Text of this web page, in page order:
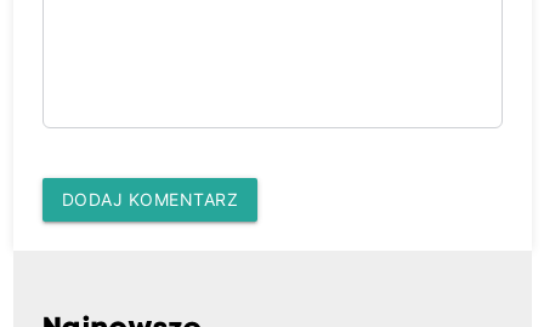
DODAJ KOMENTARZ